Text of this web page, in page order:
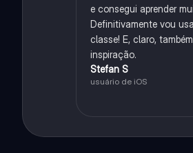
e consegui aprender
Definitivamente vou
classe! E, claro,
inspiração.
Stefan S
usuário de iOS